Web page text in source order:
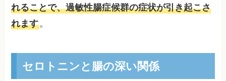
れることで、過敏性腸症候群の症状が引き起こさ
れます。
セロトニンと腸の深い関係